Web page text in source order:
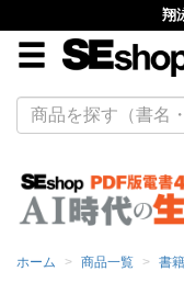
翔
ホーム 商品一覧 書籍